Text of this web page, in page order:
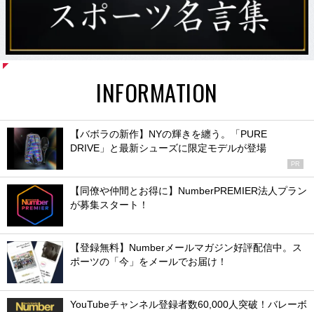
INFORMATION
【バボラの新作】NYの輝きを纏う。「PURE
DRIVE」と最新シューズに限定モデルが登場
PR
【同僚や仲間とお得に】NumberPREMIER法人プラン
が募集スタート！
【登録無料】Numberメールマガジン好評配信中。ス
ポーツの「今」をメールでお届け！
YouTubeチャンネル登録者数60,000人突破！バレーボ